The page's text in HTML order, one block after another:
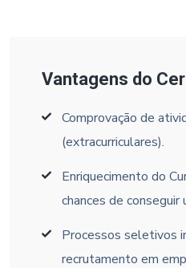
Vantagens do
Comprovação de
(extracurriculares).
Enriquecimento do
chances de conseguir
Processos seletivos
recrutamento em